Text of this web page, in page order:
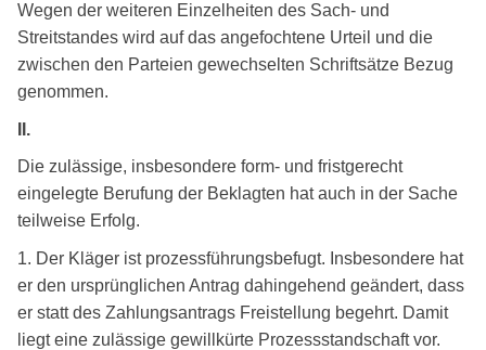
Wegen der weiteren Einzelheiten des Sach- und
Streitstandes wird auf das angefochtene Urteil und die
zwischen den Parteien gewechselten Schriftsätze Bezug
genommen.
II.
Die zulässige, insbesondere form- und fristgerecht
eingelegte Berufung der Beklagten hat auch in der Sache
teilweise Erfolg.
1. Der Kläger ist prozessführungsbefugt. Insbesondere hat
er den ursprünglichen Antrag dahingehend geändert, dass
er statt des Zahlungsantrags Freistellung begehrt. Damit
liegt eine zulässige gewillkürte Prozessstandschaft vor.